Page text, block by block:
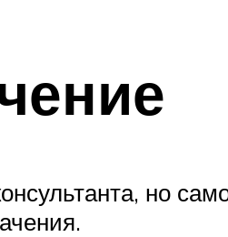
но